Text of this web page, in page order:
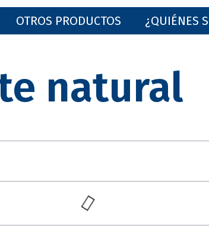
OTROS PRODUCTOS ¿QUIÉNES
natural